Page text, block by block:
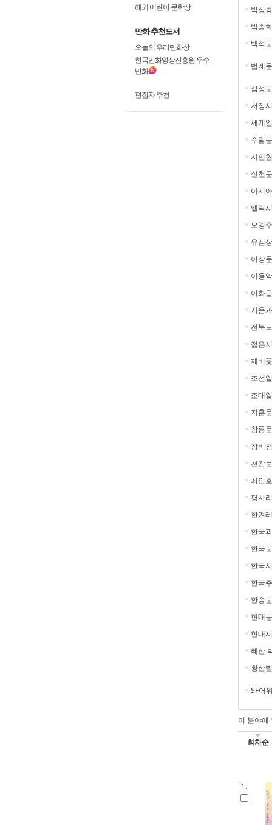
해외 어린이 문학상
만화 추천도서
오늘의 우리만화상
한국만화영상진흥원 우수
만화
편집자 추천
박상
박종
백석
법계
삼성
서정
세계
수림
시인
실천
아시
엘릭
오영
유심상
이상
이용
이화
자음
전북
젊은
제비
조선
조태
지훈
창릉
창비
천강
최인
평사
한겨
한국
한국
한국
한국
한송
현대
현대
혜산
황산
SF어
이 분야에
회차순
1.